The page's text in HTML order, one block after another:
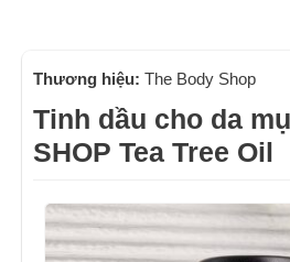
Thương hiệu: The Body Shop
Tinh dầu cho da
SHOP Tea Tree Oil